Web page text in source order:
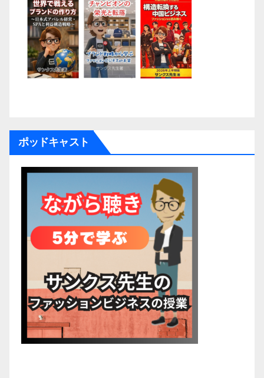
ポッドキャスト